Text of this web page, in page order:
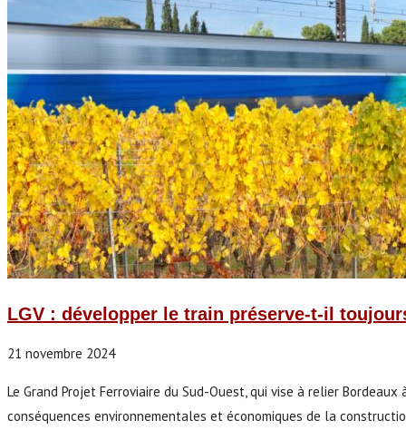
LGV : développer le train préserve-t-il
21 novembre 2024
Le Grand Projet Ferroviaire du Sud-Ouest, qui vise à relier
conséquences environnementales et économiques de la